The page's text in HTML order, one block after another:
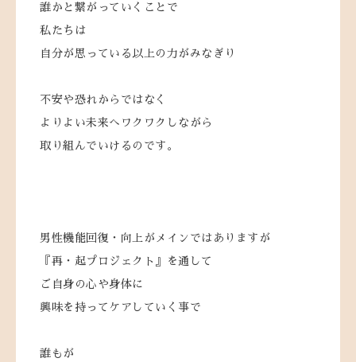
誰かと繋がっていくことで
私たちは
自分が思っている以上の力がみなぎり
不安や恐れからではなく
よりよい未来へワクワクしながら
取り組んでいけるのです。
男性機能回復・向上がメインではありますが
『再・起プロジェクト』を通して
ご自身の心や身体に
興味を持ってケアしていく事で
誰もが